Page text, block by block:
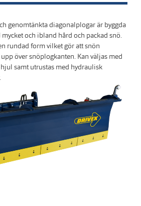
genomtänkta diagonalplogar är byggda
och ibland hård och packad snö.
rundad form vilket gör att snön
över snöplogkanten. Kan väljas med
samt utrustas med hydraulisk